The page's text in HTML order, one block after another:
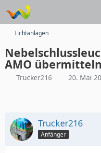
Lichtanlagen
AMO übermitteln
Trucker216 20. Mai
Trucker216
Anfänger